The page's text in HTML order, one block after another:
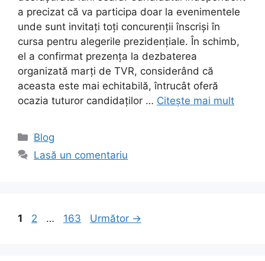
a precizat că va participa doar la evenimentele
unde sunt invitați toți concurenții înscriși în
cursa pentru alegerile prezidențiale. În schimb,
el a confirmat prezența la dezbaterea
organizată marți de TVR, considerând că
aceasta este mai echitabilă, întrucât oferă
ocazia tuturor candidaților … Citește mai mult
Categorii
Blog
Lasă un comentariu
Pagina
1 Pagina
2 … Pagina
163 Următor →